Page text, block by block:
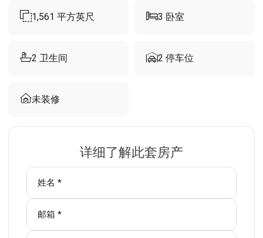
1,561 平方英尺 3 卧室
2 卫生间 2 停车位
未装修
详细了解此套房产